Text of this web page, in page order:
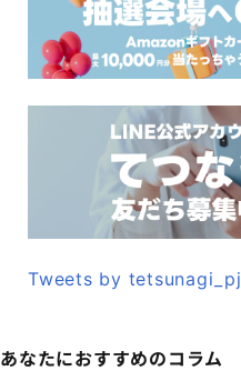
Tweets by tetsunagi_pj
あなたにおすすめのコラム